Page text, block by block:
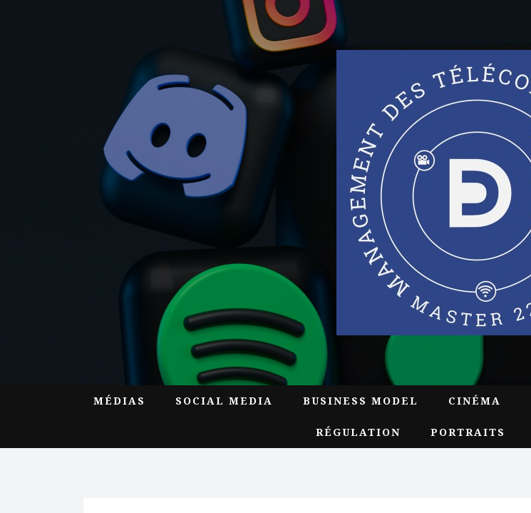
MÉDIAS SOCIAL MEDIA BUSINESS MODEL CINÉMA
RÉGULATION PORTRAITS